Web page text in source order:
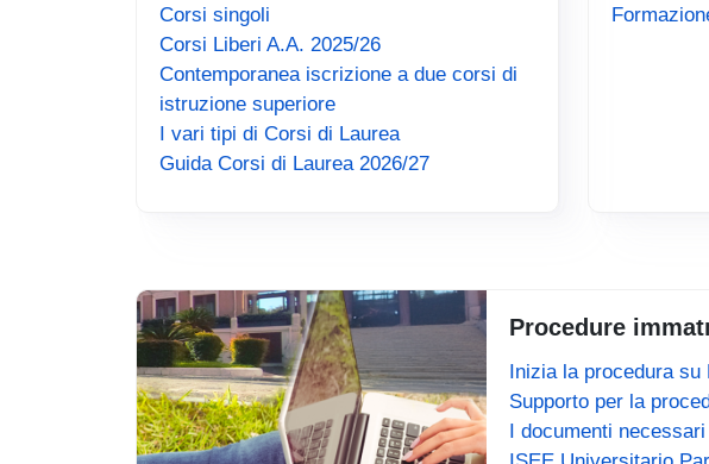
Corsi singoli
Corsi Liberi A.A. 2025/26
Contemporanea iscrizione a due corsi di
istruzione superiore
I vari tipi di Corsi di Laurea
Guida Corsi di Laurea 2026/27
Procedure
Inizia la procedura su
Supporto per la
I documenti necessari